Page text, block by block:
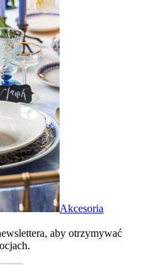
Akcesoria
aby otrzymywać